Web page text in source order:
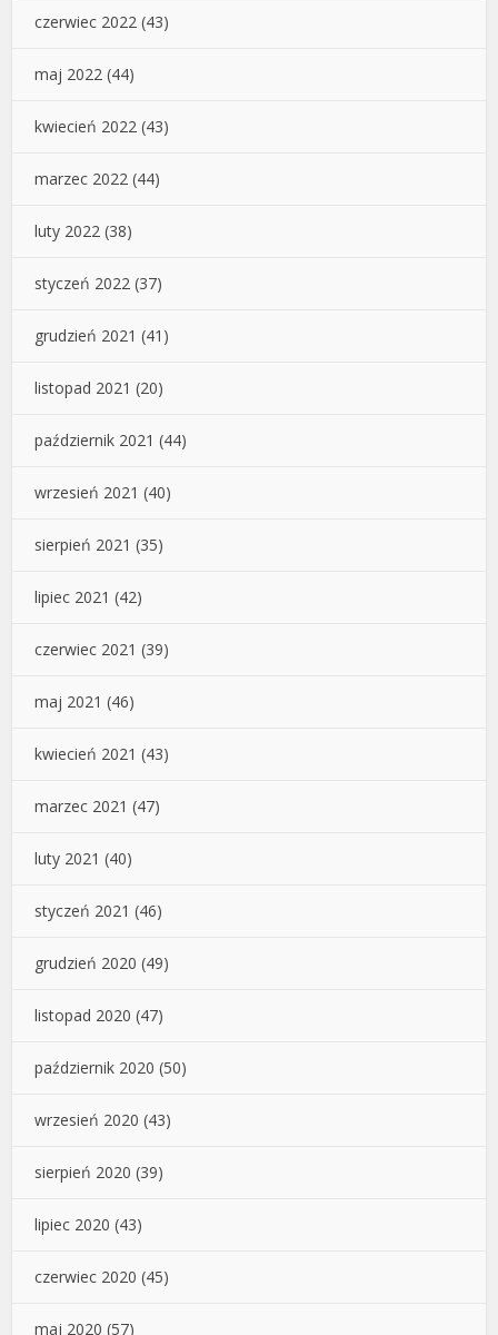
czerwiec 2022 (43)
maj 2022 (44)
kwiecień 2022 (43)
marzec 2022 (44)
luty 2022 (38)
styczeń 2022 (37)
grudzień 2021 (41)
listopad 2021 (20)
październik 2021 (44)
wrzesień 2021 (40)
sierpień 2021 (35)
lipiec 2021 (42)
czerwiec 2021 (39)
maj 2021 (46)
kwiecień 2021 (43)
marzec 2021 (47)
luty 2021 (40)
styczeń 2021 (46)
grudzień 2020 (49)
listopad 2020 (47)
październik 2020 (50)
wrzesień 2020 (43)
sierpień 2020 (39)
lipiec 2020 (43)
czerwiec 2020 (45)
maj 2020 (57)